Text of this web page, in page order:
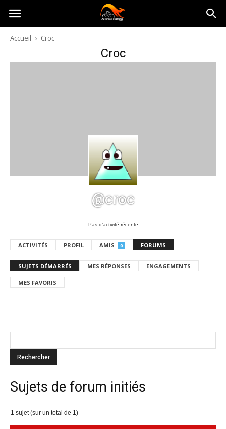
Australia-
australie.com
Accueil Croc
Croc
@croc
Pas d’activité récente
ACTIVITÉS PROFIL AMIS 0 FORUMS
SUJETS DÉMARRÉS MES RÉPONSES ENGAGEMENTS
MES FAVORIS
Sujets de forum initiés
1 sujet (sur un total de 1)